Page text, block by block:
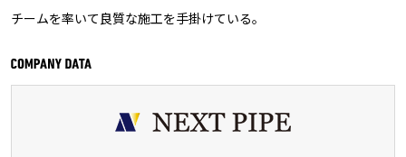
チームを率いて良質な施工を手掛けている。